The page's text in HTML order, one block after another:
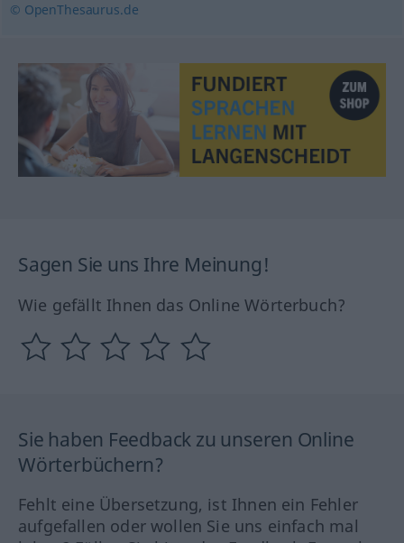
© OpenThesaurus.de
Sagen Sie uns Ihre Meinung!
Wie gefällt Ihnen das Online Wörterbuch?
Sie haben Feedback zu unseren Online
Wörterbüchern?
Fehlt eine Übersetzung, ist Ihnen ein Fehler
aufgefallen oder wollen Sie uns einfach mal